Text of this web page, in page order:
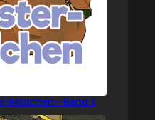
Mädchen – Band 3